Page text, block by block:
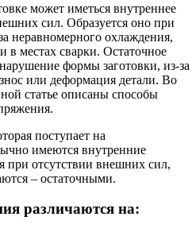
может иметься внутреннее
сил. Образуется оно при
неравномерного охлаждения,
в местах сварки. Остаточное
формы заготовки, из-за
или деформация детали. Во
статье описаны способы
поступает на
имеются внутренние
при отсутствии внешних сил,
– остаточными.
различаются на: